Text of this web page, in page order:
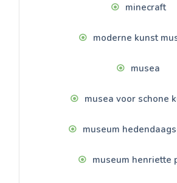
minecraft
moderne kunst
musea
musea voor schone
museum
museum henriette